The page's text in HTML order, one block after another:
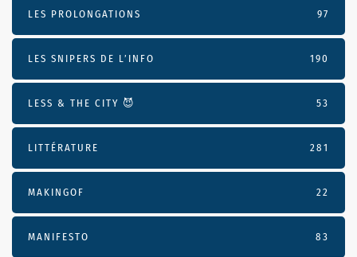
LES PROLONGATIONS 97
LES SNIPERS DE L’INFO 190
LESS & THE CITY 😈 53
LITTÉRATURE 281
MAKINGOF 22
MANIFESTO 83